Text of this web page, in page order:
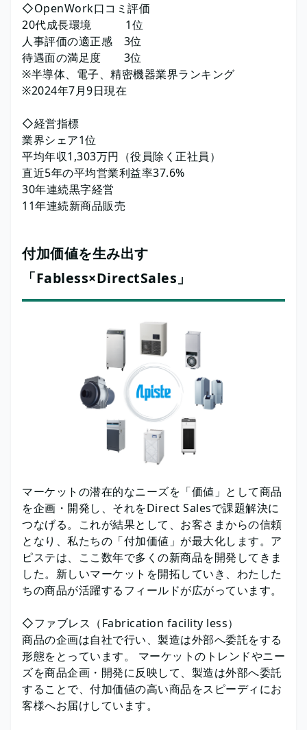
◇OpenWork口コミ評価
20代成長環境 1位
人事評価の適正感 3位
待遇面の満足度 3位
※半導体、電子、精密機器業界ランキング
※2024年7月9日現在
◇経営指標
業界シェア1位
平均年収1,303万円（役員除く正社員）
直近5年の平均営業利益率37.6%
30年連続黒字経営
11年連続新商品販売
付加価値を生み出す
「Fabless×DirectSales」
マーケットの潜在的なニーズを「価値」として商品
を企画・開発し、それをDirect Salesで課題解決に
つなげる。これが結果として、お客さまからの信頼
となり、私たちの「付加価値」が最大化します。ア
ピステは、ここ数年で多くの新商品を開発してきま
した。新しいマーケットを開拓していき、わたした
ちの商品が活躍するフィールドが広がっています。
◇ファブレス（Fabrication facility less）
商品の企画は自社で行い、製造は外部へ委託をする
形態をとっています。 マーケットのトレンドやニー
ズを商品企画・開発に反映して、製造は外部へ委託
することで、付加価値の高い商品をスピーディにお
客様へお届けしています。